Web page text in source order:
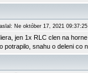
Ne október 17, 2021
jen 1x RLC clen na
potrapilo, snahu o deleni co